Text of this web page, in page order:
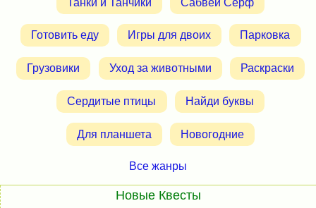
Готовить еду Игры для двоих Парковка
Грузовики Уход за животными Раскраски
Сердитые птицы Найди буквы
Для планшета Новогодние
Все жанры
Новые Квесты